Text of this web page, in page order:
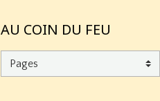
AU COIN DU FEU